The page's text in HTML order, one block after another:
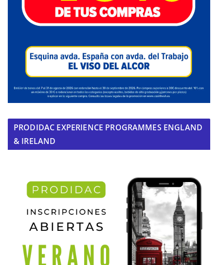
PRODIDAC EXPERIENCE PROGRAMMES ENGLAND
& IRELAND